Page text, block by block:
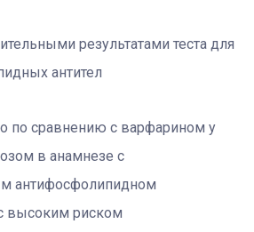
результатами теста для
антител
по сравнению с варфарином у
в анамнезе с
антифосфолипидном
высоким риском